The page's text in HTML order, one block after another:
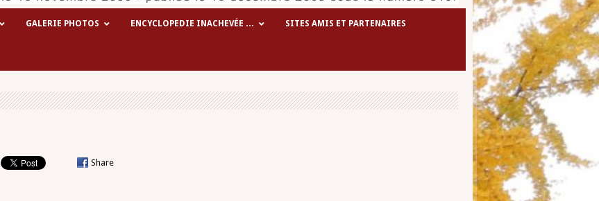
GALERIE PHOTOS ENCYCLOPEDIE INACHEVÉE … SITES AMIS ET PARTENAIRES
Share